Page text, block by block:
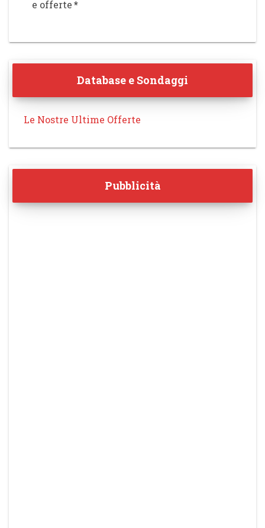
e offerte*
Database e Sondaggi
Le Nostre Ultime Offerte
Pubblicità